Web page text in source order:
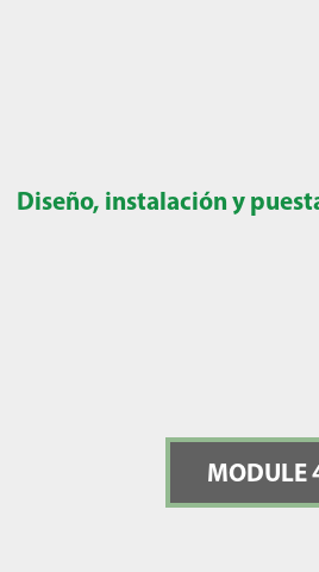
Diseño, instalación y
MODULE